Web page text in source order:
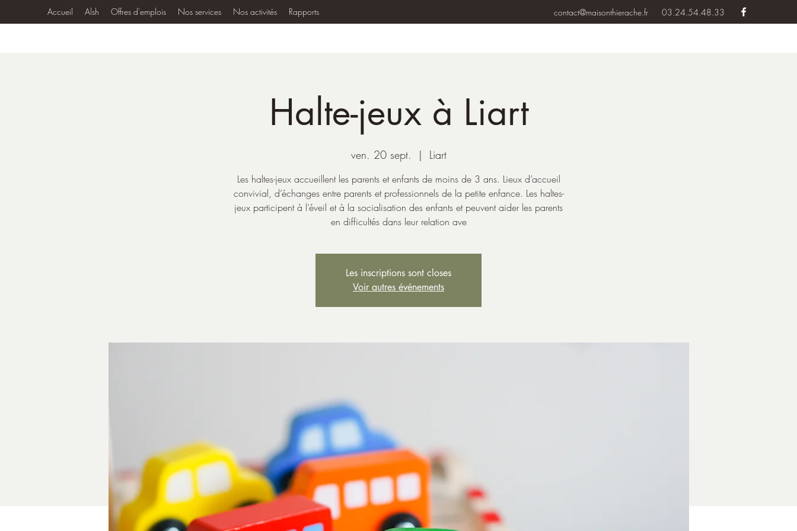
Accueil Alsh Offres d'emplois Nos services Nos activités Rapports contact@maisonthierache.fr 03.24.54.48.33
Halte-jeux à Liart
ven. 20 sept.
  |
Liart
Les haltes-jeux accueillent les parents et enfants de moins de 3 ans. Lieux d’accueil
convivial, d’échanges entre parents et professionnels de la petite enfance. Les haltes-
jeux participent à l’éveil et à la socialisation des enfants et peuvent aider les parents
en difficultés dans leur relation ave
Les inscriptions sont closes
Voir autres événements